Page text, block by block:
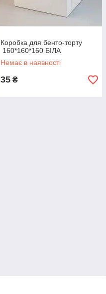
Коробка для бенто-торту
160*160*160 БІЛА
Немає в наявності
35 ₴